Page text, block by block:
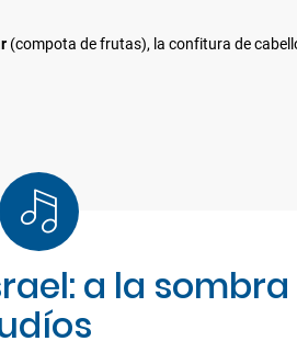
(compota de frutas), la confitura de
a la